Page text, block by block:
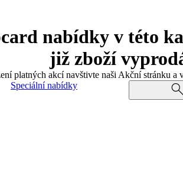
nabídky v této
již zboží
platných akcí navštivte naši Akční stránku a
Speciální nabídky